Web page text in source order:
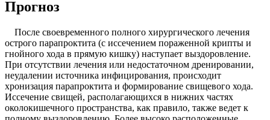
Прогноз
После своевременного полного хирургического лечения
острого парапроктита (с иссечением пораженной крипты и
гнойного хода в прямую кишку) наступает выздоровление.
При отсутствии лечения или недостаточном дренировании,
неудалении источника инфицирования, происходит
хронизация парапроктита и формирование свищевого хода.
Иссечение свищей, располагающихся в нижних частях
околокишечного пространства, как правило, также ведет к